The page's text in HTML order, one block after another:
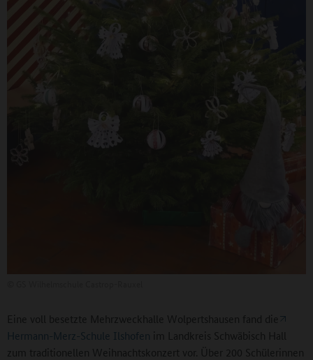
Eine voll besetzte Mehrzweckhalle Wolpertshausen fand die
Hermann-Merz-Schule Ilshofen im Landkreis Schwäbisch Hall
zum traditionellen Weihnachtskonzert vor. Über 200 Schülerinnen